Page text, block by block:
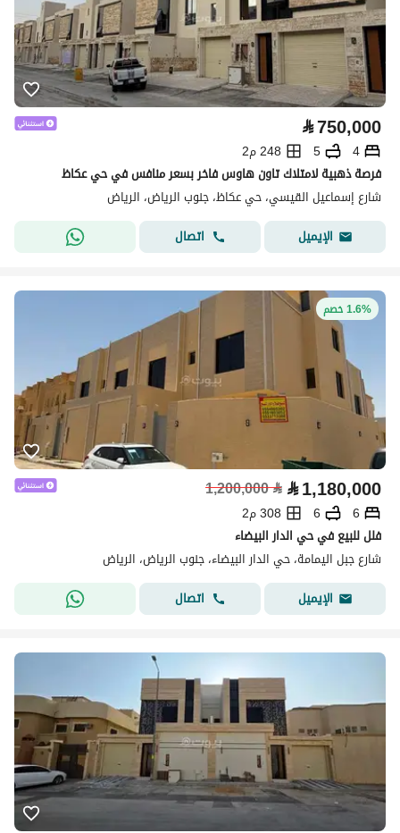
⃁750,000
4
5
248 م2
فرصة ذهبية لامتلاك تاون هاوس فاخر بسعر منافس في حي عكاظ
شارع إسماعيل القيسي، حي عكاظ، جنوب الرياض، الرياض
الإيميل
اتصال
1.6% خصم
⃁1,180,000
⃁
1,200,000
6
6
308 م2
فلل للبيع في حي الدار البيضاء
شارع جبل اليمامة، حي الدار البيضاء، جنوب الرياض، الرياض
الإيميل
اتصال